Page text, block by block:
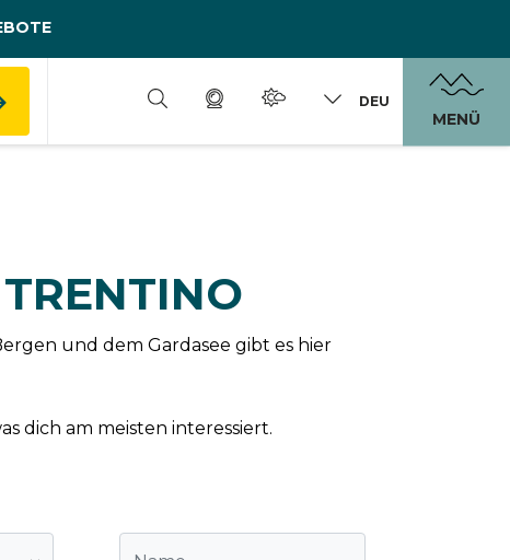
DEU
MENÜ
und dem Gardasee gibt es hier
dich am meisten interessiert.